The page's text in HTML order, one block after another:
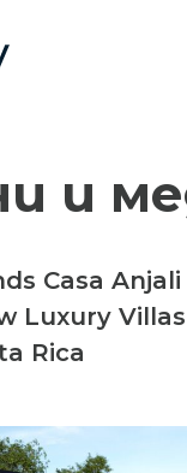
и
Casa
Luxury
Rica